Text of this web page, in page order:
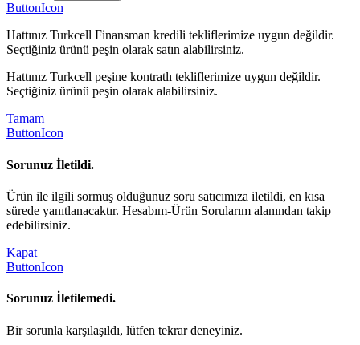
ButtonIcon
Hattınız Turkcell Finansman kredili tekliflerimize uygun değildir.
Seçtiğiniz ürünü peşin olarak satın alabilirsiniz.
Hattınız Turkcell peşine kontratlı tekliflerimize uygun değildir.
Seçtiğiniz ürünü peşin olarak alabilirsiniz.
Tamam
ButtonIcon
Sorunuz İletildi.
Ürün ile ilgili sormuş olduğunuz soru satıcımıza iletildi, en kısa
sürede yanıtlanacaktır. Hesabım-Ürün Sorularım alanından takip
edebilirsiniz.
Kapat
ButtonIcon
Sorunuz İletilemedi.
Bir sorunla karşılaşıldı, lütfen tekrar deneyiniz.